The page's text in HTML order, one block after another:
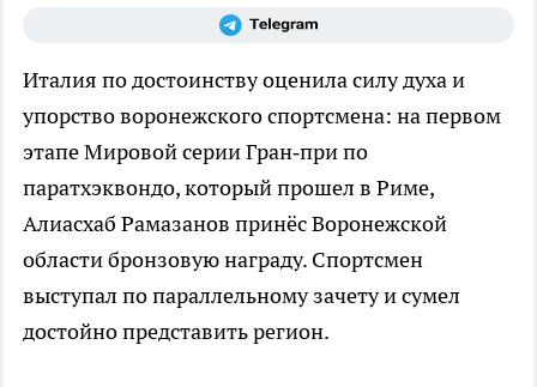
Италия по достоинству оценила силу духа и
упорство воронежского спортсмена: на первом
этапе Мировой серии Гран‑при по
паратхэквондо, который прошел в Риме,
Алиасхаб Рамазанов принёс Воронежской
области бронзовую награду. Спортсмен
выступал по параллельному зачету и сумел
достойно представить регион.